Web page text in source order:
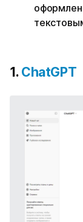
1. ChatGPT